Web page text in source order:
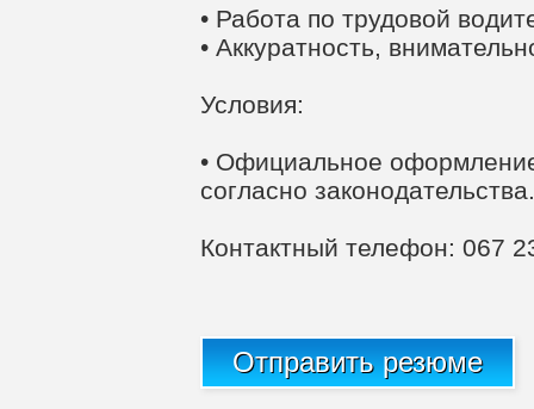
• Работа по трудовой
• Аккуратность,
Условия:
• Официальное
согласно законодательства.
Контактный телефон: 067
Отправить резюме